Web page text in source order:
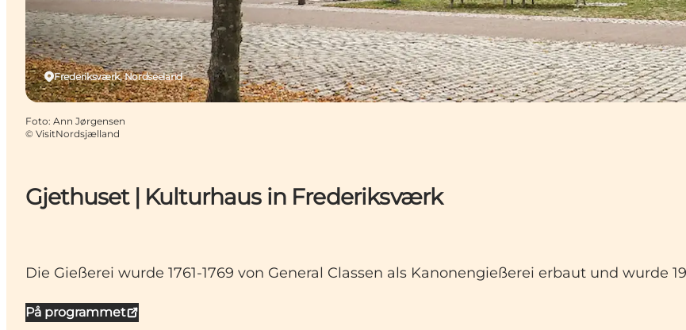
Gjethuset | Kulturhaus in Frederiksværk
Die Gießerei wurde 1761-1769 von General Classen als Kanonengießerei erbaut und wurde
På programmet
Frederiksværk, Nordseeland
Foto: Ann Jørgensen
© VisitNordsjælland